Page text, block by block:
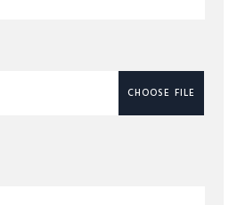
CHOOSE FILE